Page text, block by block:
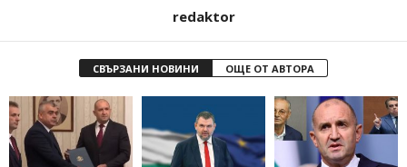
redaktor
СВЪРЗАНИ НОВИНИ ОЩЕ ОТ АВТОРА